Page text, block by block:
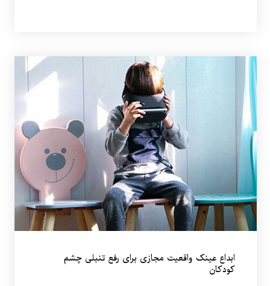
ابداع عینک واقعیت مجازی برای رفع تنبلی چشم
کودکان